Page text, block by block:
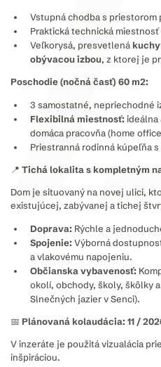
Vstupná chodba s priestorom
Praktická technická miestnosť
Veľkorysá, presvetlená
obývacou izbou, z ktorej je
Poschodie (nočná časť) 60 m2:
3 samostatné, nepriechodné
Flexibilná miestnosť:ideálna
domáca pracovňa (home
Priestranná rodinná kúpeľňa s
📍 Tichá lokalita s kompletným
Dom je situovaný na novej ulici,
existujúcej, zabývanej a tichej
Doprava: Rýchle a
Spojenie:Výborná
a vlakovému napojeniu.
Občianska vybavenosť:
okolí, obchody, školy, škôlky
Slnečných jazier v Senci).
📅 Plánovaná kolaudácia: 11 /
V inzeráte je použitá vizualácia
inšpiráciou.